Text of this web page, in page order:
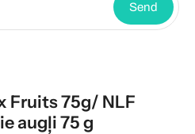
Send
Fruits 75g/ NLF
augļi 75 g